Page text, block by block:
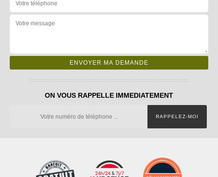
ON VOUS RAPPELLE IMMEDIATEMENT